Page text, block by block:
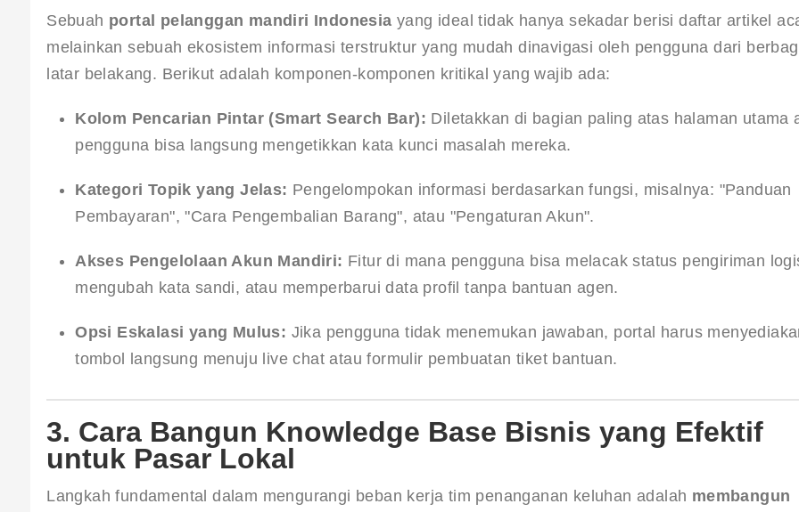
Sebuah portal pelanggan mandiri Indonesia yang ideal tidak hanya sekadar berisi daftar artikel
melainkan sebuah ekosistem informasi terstruktur yang mudah dinavigasi oleh pengguna dari
latar belakang. Berikut adalah komponen-komponen kritikal yang wajib ada:
Kolom Pencarian Pintar (Smart Search Bar): Diletakkan di bagian paling atas halaman utama
pengguna bisa langsung mengetikkan kata kunci masalah mereka.
Kategori Topik yang Jelas: Pengelompokan informasi berdasarkan fungsi, misalnya: "Panduan
Pembayaran", "Cara Pengembalian Barang", atau "Pengaturan Akun".
Akses Pengelolaan Akun Mandiri: Fitur di mana pengguna bisa melacak status pengiriman
mengubah kata sandi, atau memperbarui data profil tanpa bantuan agen.
Opsi Eskalasi yang Mulus: Jika pengguna tidak menemukan jawaban, portal harus
tombol langsung menuju live chat atau formulir pembuatan tiket bantuan.
3. Cara Bangun Knowledge Base Bisnis yang Efektif
untuk Pasar Lokal
Langkah fundamental dalam mengurangi beban kerja tim penanganan keluhan adalah membangun